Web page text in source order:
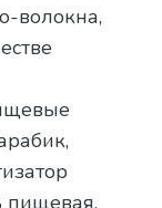
волокна,
пищевая,